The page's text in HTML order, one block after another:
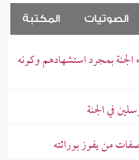
الصوتيات المكتبة
الجنة بمجرد استشهادهم وكونه
في الجنة
من يفوز بوراثته